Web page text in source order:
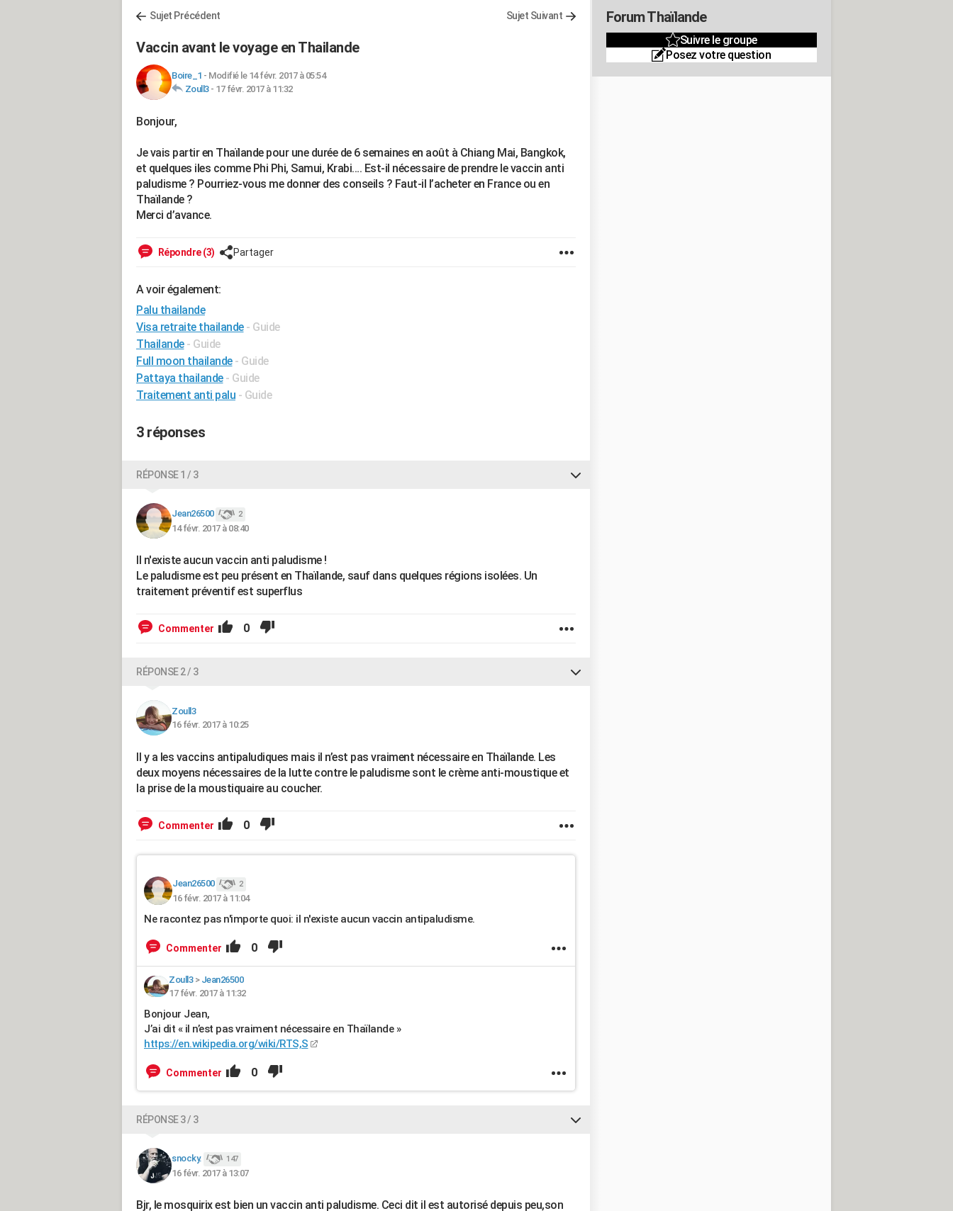
Sujet Précédent Sujet Suivant
Vaccin avant le voyage en Thailande
Boire_1 - Modifié le 14 févr. 2017 à 05:54
Zoull3- 17 févr. 2017 à 11:32
Bonjour,
Je vais partir en Thaïlande pour une durée de 6 semaines en août à Chiang Mai, Bangkok,
et quelques iles comme Phi Phi, Samui, Krabi…. Est-il nécessaire de prendre le vaccin anti
paludisme ? Pourriez-vous me donner des conseils ? Faut-il l’acheter en France ou en
Thaïlande ?
Merci d’avance.
Répondre (3) Partager
A voir également:
Palu thailande
Visa retraite thailande - Guide
Thailande - Guide
Full moon thailande - Guide
Pattaya thailande - Guide
Traitement anti palu - Guide
3 réponses
RÉPONSE 1 / 3
Jean26500 2
14 févr. 2017 à 08:40
Il n'existe aucun vaccin anti paludisme !
Le paludisme est peu présent en Thaïlande, sauf dans quelques régions isolées. Un
traitement préventif est superflus
Commenter 0
RÉPONSE 2 / 3
Zoull3
16 févr. 2017 à 10:25
Il y a les vaccins antipaludiques mais il n’est pas vraiment nécessaire en Thaïlande. Les
deux moyens nécessaires de la lutte contre le paludisme sont le crème anti-moustique et
la prise de la moustiquaire au coucher.
Commenter 0
Jean26500 2
16 févr. 2017 à 11:04
Ne racontez pas n'importe quoi: il n'existe aucun vaccin antipaludisme.
Commenter 0
Zoull3> Jean26500
17 févr. 2017 à 11:32
Bonjour Jean,
J’ai dit « il n’est pas vraiment nécessaire en Thaïlande »
https://en.wikipedia.org/wiki/RTS,S
Commenter 0
RÉPONSE 3 / 3
snocky. 147
16 févr. 2017 à 13:07
Bjr, le mosquirix est bien un vaccin anti paludisme. Ceci dit il est autorisé depuis peu,son
Forum Thaïlande
Suivre le groupe
Posez votre question